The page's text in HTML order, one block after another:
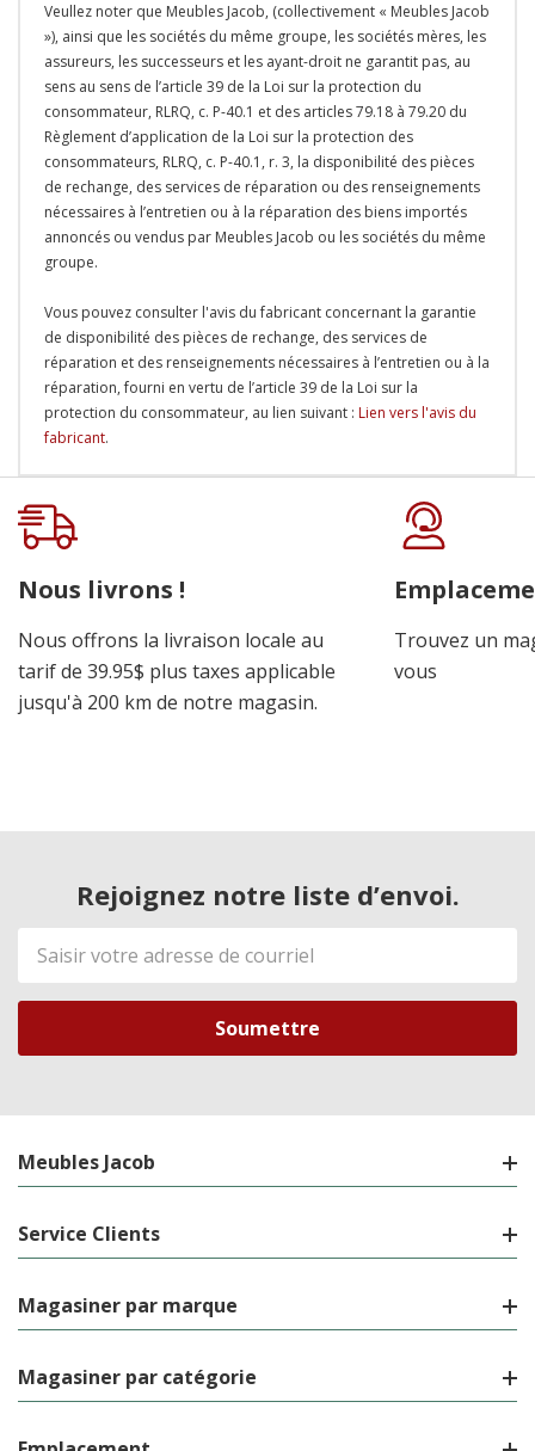
Veullez noter que Meubles Jacob, (collectivement « Meubles Jacob
»), ainsi que les sociétés du même groupe, les sociétés mères, les
assureurs, les successeurs et les ayant-droit ne garantit pas, au
sens au sens de l’article 39 de la Loi sur la protection du
consommateur, RLRQ, c. P-40.1 et des articles 79.18 à 79.20 du
Règlement d’application de la Loi sur la protection des
consommateurs, RLRQ, c. P-40.1, r. 3, la disponibilité des pièces
de rechange, des services de réparation ou des renseignements
nécessaires à l’entretien ou à la réparation des biens importés
annoncés ou vendus par Meubles Jacob ou les sociétés du même
groupe.
Vous pouvez consulter l'avis du fabricant concernant la garantie
de disponibilité des pièces de rechange, des services de
réparation et des renseignements nécessaires à l’entretien ou à la
réparation, fourni en vertu de l’article 39 de la Loi sur la
protection du consommateur, au lien suivant : Lien vers l'avis du
fabricant.
Onglet
personnalisé
Nous livrons !
Nous offrons la livraison locale au
tarif de 39.95$ plus taxes applicable
jusqu'à 200 km de notre magasin.
Trouvez un
vous
Rejoignez notre liste d’envoi.
Adresse
de
courriel
Meubles Jacob
Service Clients
Magasiner par marque
Magasiner par catégorie